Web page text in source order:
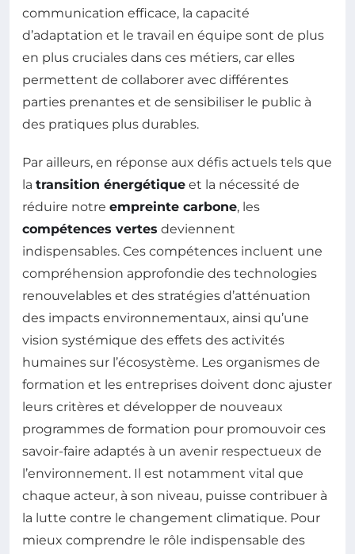
communication efficace, la capacité
d’adaptation et le travail en équipe sont de plus
en plus cruciales dans ces métiers, car elles
permettent de collaborer avec différentes
parties prenantes et de sensibiliser le public à
des pratiques plus durables.
Par ailleurs, en réponse aux défis actuels tels que
la transition énergétique et la nécessité de
réduire notre empreinte carbone, les
compétences vertes deviennent
indispensables. Ces compétences incluent une
compréhension approfondie des technologies
renouvelables et des stratégies d’atténuation
des impacts environnementaux, ainsi qu’une
vision systémique des effets des activités
humaines sur l’écosystème. Les organismes de
formation et les entreprises doivent donc ajuster
leurs critères et développer de nouveaux
programmes de formation pour promouvoir ces
savoir-faire adaptés à un avenir respectueux de
l’environnement. Il est notamment vital que
chaque acteur, à son niveau, puisse contribuer à
la lutte contre le changement climatique. Pour
mieux comprendre le rôle indispensable des